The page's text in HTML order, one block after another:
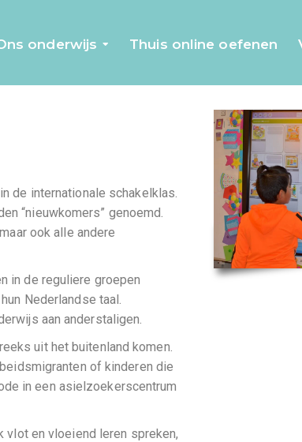
onderwijs Thuis online oefenen
de internationale schakelklas.
“nieuwkomers” genoemd.
ook alle andere
in de reguliere groepen
Nederlandse taal.
aan anderstaligen.
uit het buitenland komen.
of kinderen die
in een asielzoekerscentrum
en vloeiend leren spreken,